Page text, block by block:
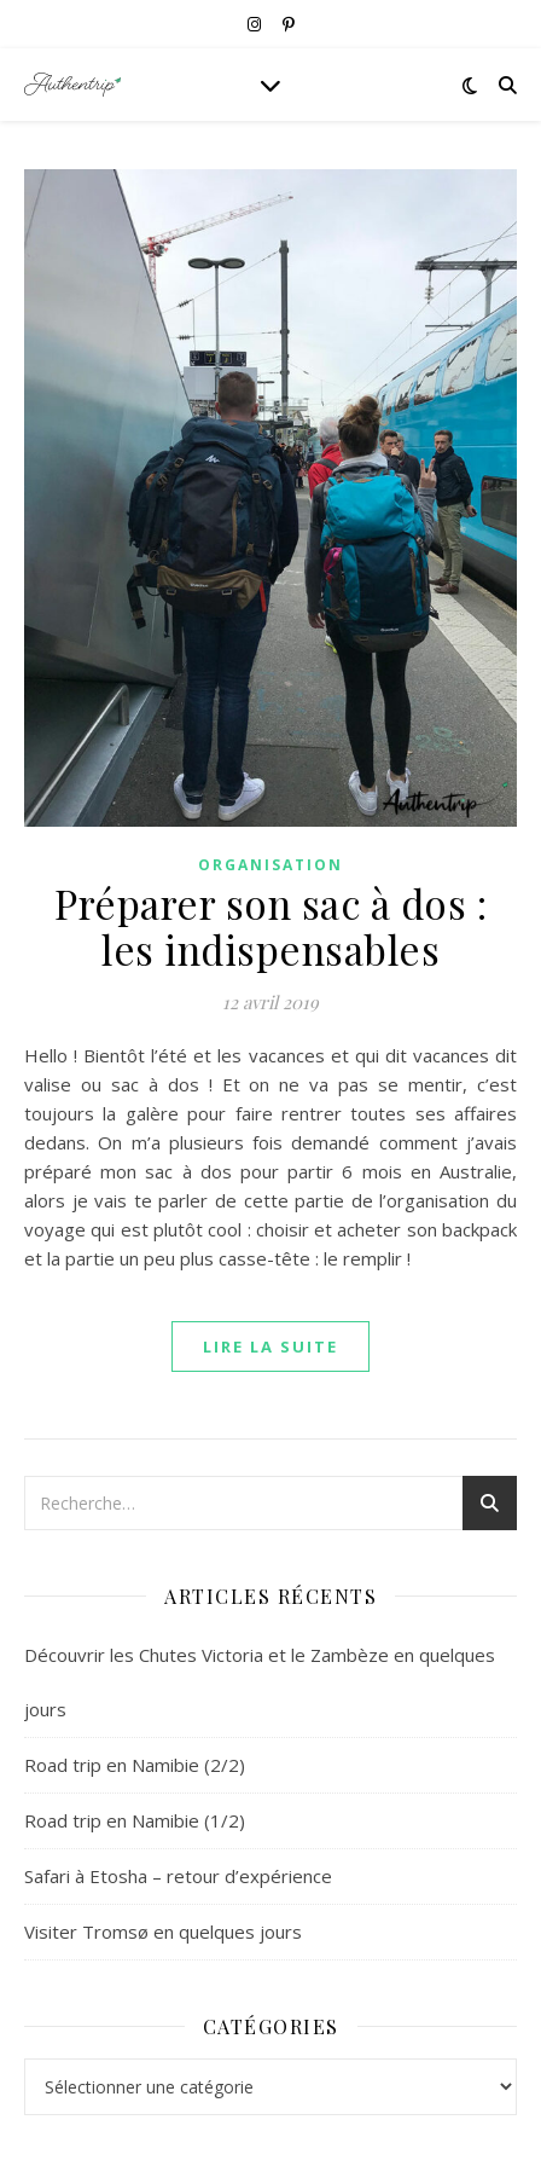
ORGANISATION
Préparer son sac à dos :
les indispensables
12 avril 2019
Hello ! Bientôt l’été et les vacances et qui dit vacances dit
valise ou sac à dos ! Et on ne va pas se mentir, c’est
toujours la galère pour faire rentrer toutes ses affaires
dedans. On m’a plusieurs fois demandé comment j’avais
préparé mon sac à dos pour partir 6 mois en Australie,
alors je vais te parler de cette partie de l’organisation du
voyage qui est plutôt cool : choisir et acheter son backpack
et la partie un peu plus casse-tête : le remplir !
LIRE LA SUITE
ARTICLES RÉCENTS
Découvrir les Chutes Victoria et le Zambèze en quelques
jours
Road trip en Namibie (2/2)
Road trip en Namibie (1/2)
Safari à Etosha – retour d’expérience
Visiter Tromsø en quelques jours
CATÉGORIES